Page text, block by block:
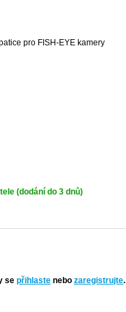
pro FISH-EYE kamery
(dodání do 3 dnů)
se přihlaste nebo zaregistrujte.